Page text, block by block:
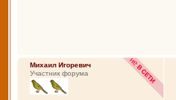
Михаил Игоревич
Участник форума